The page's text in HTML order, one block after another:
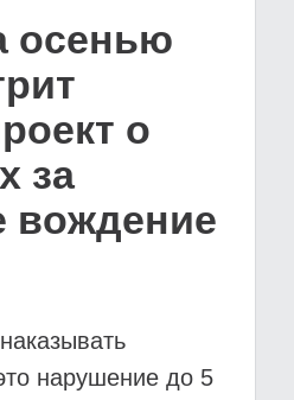
осенью
о
за
вождение
нарушение до 5